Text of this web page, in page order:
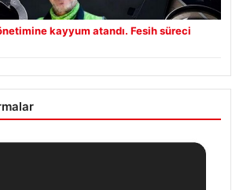
kayyum atandı. Fesih süreci